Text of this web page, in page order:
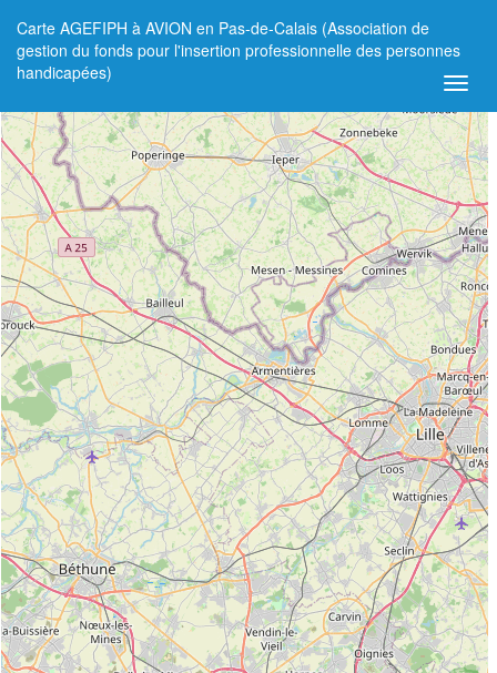
Carte AGEFIPH à AVION en Pas-de-Calais (Association de
gestion du fonds pour l'insertion professionnelle des personnes
handicapées)
+
−